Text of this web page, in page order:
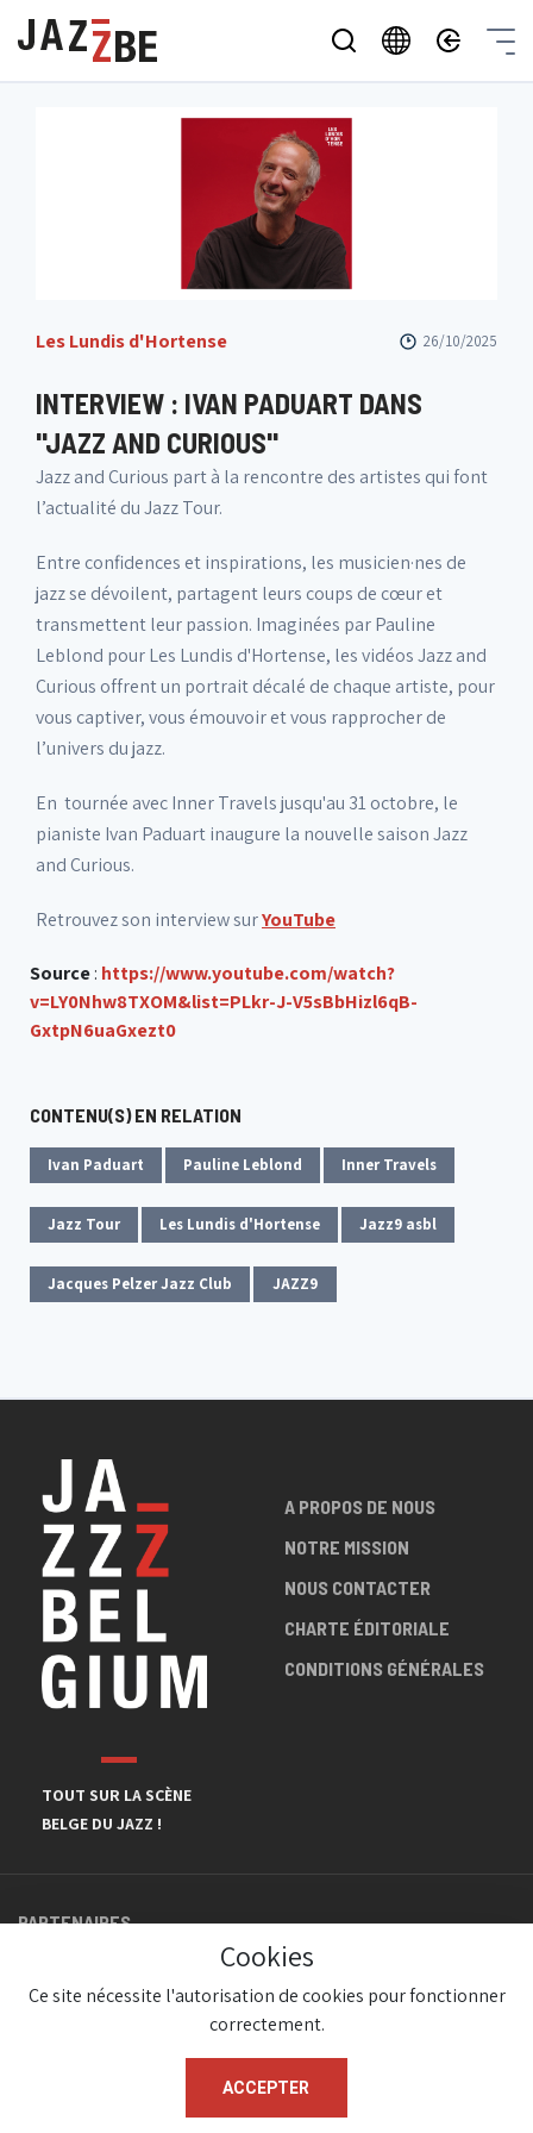
Les Lundis d'Hortense 26/10/2025
INTERVIEW : IVAN PADUART DANS
"JAZZ AND CURIOUS"
Jazz and Curious part à la rencontre des artistes qui font
l’actualité du Jazz Tour.
Entre confidences et inspirations, les musicien·nes de
jazz se dévoilent, partagent leurs coups de cœur et
transmettent leur passion. Imaginées par Pauline
Leblond pour Les Lundis d'Hortense, les vidéos Jazz and
Curious offrent un portrait décalé de chaque artiste, pour
vous captiver, vous émouvoir et vous rapprocher de
l’univers du jazz.
En tournée avec Inner Travels jusqu'au 31 octobre, le
pianiste Ivan Paduart inaugure la nouvelle saison Jazz
and Curious.
Retrouvez son interview surYouTube
Source: https://www.youtube.com/watch?
v=LY0Nhw8TXOM&list=PLkr-J-V5sBbHizl6qB-
GxtpN6uaGxezt0
CONTENU(S) EN RELATION
Ivan Paduart Pauline Leblond Inner Travels
Jazz Tour Les Lundis d'Hortense Jazz9 asbl
Jacques Pelzer Jazz Club JAZZ9
TOUT SUR LA SCÈNE
BELGE DU JAZZ !
A PROPOS DE NOUS
NOTRE MISSION
NOUS CONTACTER
CHARTE ÉDITORIALE
CONDITIONS GÉNÉRALES
PARTENAIRES
© JazzInBelgium 2026 ( Version 1.1.2)
Cookies
Ce site nécessite l'autorisation de cookies pour fonctionner
correctement.
ACCEPTER